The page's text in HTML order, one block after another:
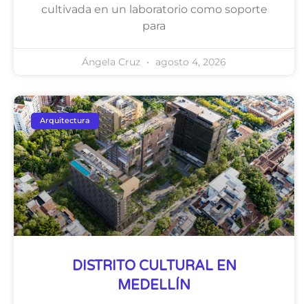
cultivada en un laboratorio como soporte
para
Ángela Cruz agosto 4, 2026
Arquitectura
DISTRITO CULTURAL EN
MEDELLÍN